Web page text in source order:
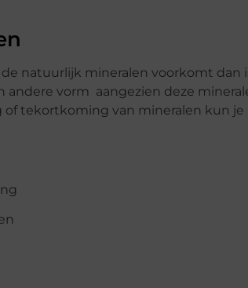
natuurlijk mineralen voorkomt
andere vorm aangezien deze
of tekortkoming van mineralen kun